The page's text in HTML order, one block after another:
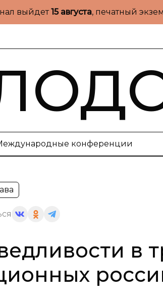
выйдет15 августа, печатный
конференции
в